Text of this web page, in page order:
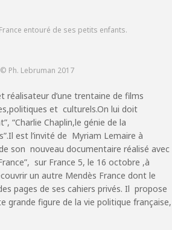
entouré de ses petits enfants.
© Ph. Lebruman 2017
réalisateur d’une trentaine de films
et culturels.On lui doit
“Charlie Chaplin,le génie de la
est l’invité de Myriam Lemaire à
son nouveau documentaire réalisé avec
sur France 5, le 16 octobre ,à
un autre Mendès France dont le
pages de ses cahiers privés. Il propose
grande figure de la vie politique française,